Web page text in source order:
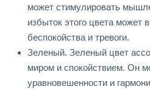
может стимулировать
избыток этого цвета может
беспокойства и тревоги.
Зеленый. Зеленый цвет
миром и спокойствием. Он
уравновешенности и